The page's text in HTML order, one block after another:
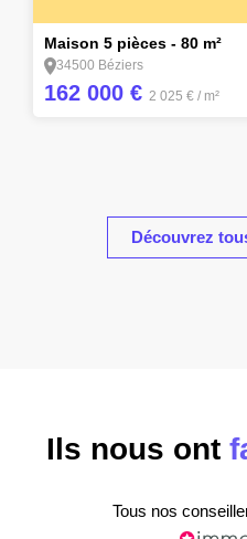
Maison 5 pièces - 80 m²
34500 Béziers
162 000 € 2 025 € / m²
Découvrez
Ils nous ont
Tous nos